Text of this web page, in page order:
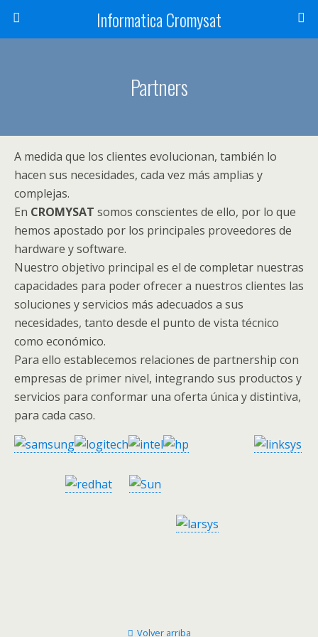
Informatica Cromysat
Partners
A medida que los clientes evolucionan, también lo
hacen sus necesidades, cada vez más amplias y
complejas.
En CROMYSAT somos conscientes de ello, por lo que
hemos apostado por los principales proveedores de
hardware y software.
Nuestro objetivo principal es el de completar nuestras
capacidades para poder ofrecer a nuestros clientes las
soluciones y servicios más adecuados a sus
necesidades, tanto desde el punto de vista técnico
como económico.
Para ello establecemos relaciones de partnership con
empresas de primer nivel, integrando sus productos y
servicios para conformar una oferta única y distintiva,
para cada caso.
Volver arriba